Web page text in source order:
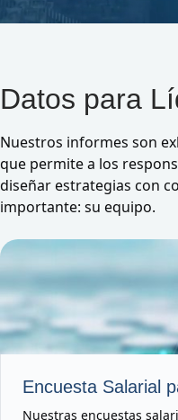
Datos para
Nuestros informes son
que permite a los
diseñar estrategias con
importante: su equipo.
Encuesta Salarial
Nuestras encuestas